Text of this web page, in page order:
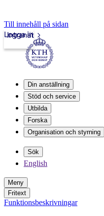
Till innehåll på sidan
Intranät
Logga in
Din anställning
Stöd och service
Utbilda
Forska
Organisation och styrning
Sök
English
Meny
Fritext
Funktionsbeskrivningar